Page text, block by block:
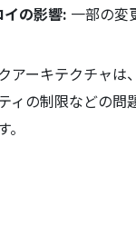
イの影響: 一部の変
アーキテクチャ
ィの制限などの問